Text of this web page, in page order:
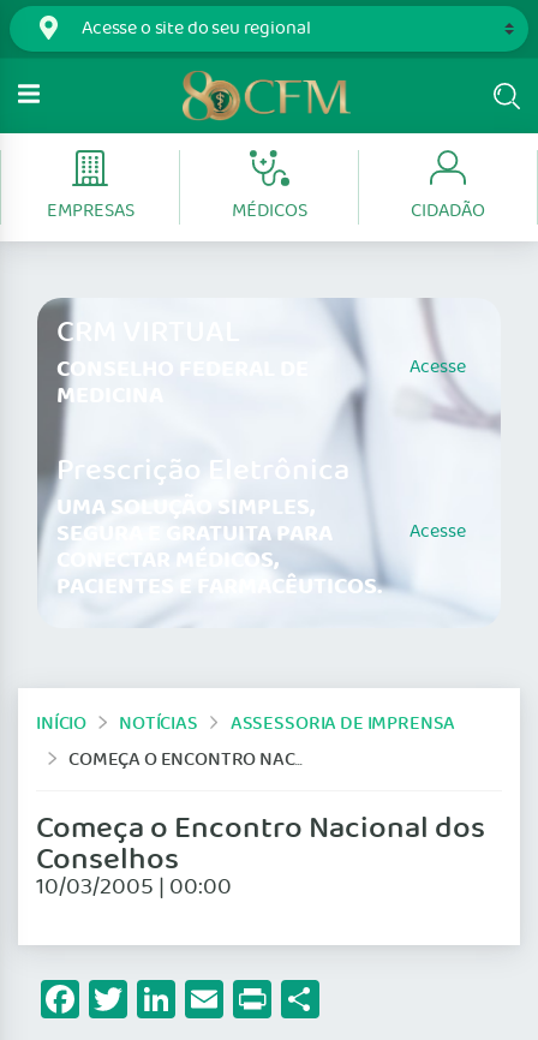
EMPRESAS MÉDICOS CIDADÃO
CRM VIRTUAL
CONSELHO FEDERAL DE
MEDICINA
Acesse
Prescrição Eletrônica
UMA SOLUÇÃO SIMPLES,
SEGURA E GRATUITA PARA
CONECTAR MÉDICOS,
PACIENTES E FARMACÊUTICOS.
Acesse
INÍCIO NOTÍCIAS
ASSESSORIA DE IMPRENSA
COMEÇA O ENCONTRO NACIONAL DOS CONSELHOS
Começa o Encontro Nacional dos
Conselhos
10/03/2005 | 00:00
Facebook
Twitter
LinkedIn
Email
Print